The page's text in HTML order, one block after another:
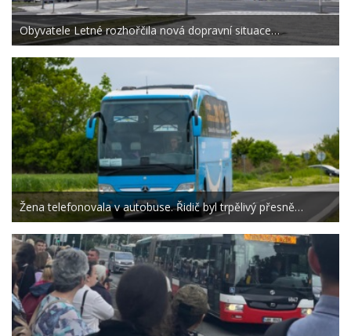
Obyvatele Letné rozhořčila nová dopravní situace…
Žena telefonovala v autobuse. Řidič byl trpělivý přesně…